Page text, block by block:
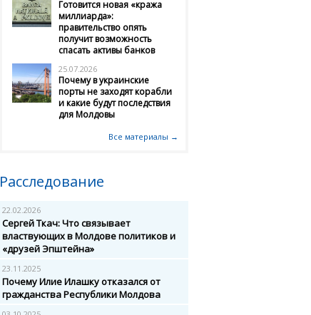
Готовится новая «кража
миллиарда»:
правительство опять
получит возможность
спасать активы банков
25.07.2026
Почему в украинские
порты не заходят корабли
и какие будут последствия
для Молдовы
Все материалы →
Расследование
22.02.2026
Сергей Ткач: Что связывает
властвующих в Молдове политиков и
«друзей Эпштейна»
23.11.2025
Почему Илие Илашку отказался от
гражданства Республики Молдова